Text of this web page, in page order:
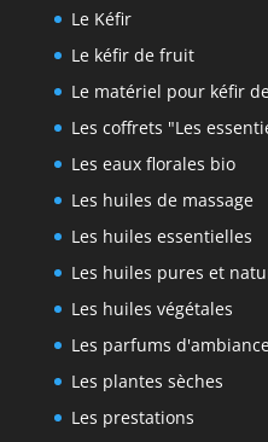
Le Kéfir
Le kéfir de fruit
Le matériel pour kéfir
Les coffrets "Les
Les eaux florales bio
Les huiles de massage
Les huiles essentielles
Les huiles pures et
Les huiles végétales
Les parfums
Les plantes sèches
Les prestations